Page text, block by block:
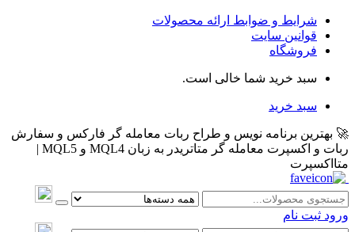
شرایط و ضوابط ارائه محصولات
قوانین سایت
فروشگاه
سبد خرید شما خالی است.
سبد خرید
🚀 بهترین برنامه نویس و طراح ربات معامله گر فارکس و سفارش
ربات و اکسپرت معامله گر متاتریدر به زبان MQL4 و MQL5 |
متااکسپرت
ورود ثبت نام